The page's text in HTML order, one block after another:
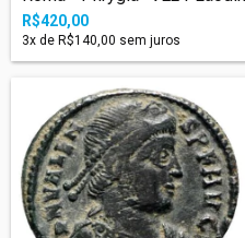
R$420,00
3x de R$140,00 sem juros